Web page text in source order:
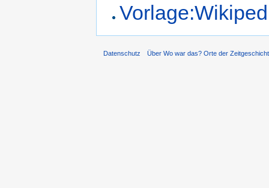
Datenschutz Über Wo war das? Orte der